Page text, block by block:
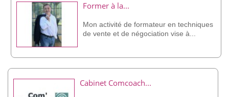
Former à la...
Mon activité de formateur en techniques
de vente et de négociation vise à...
Cabinet Comcoach...